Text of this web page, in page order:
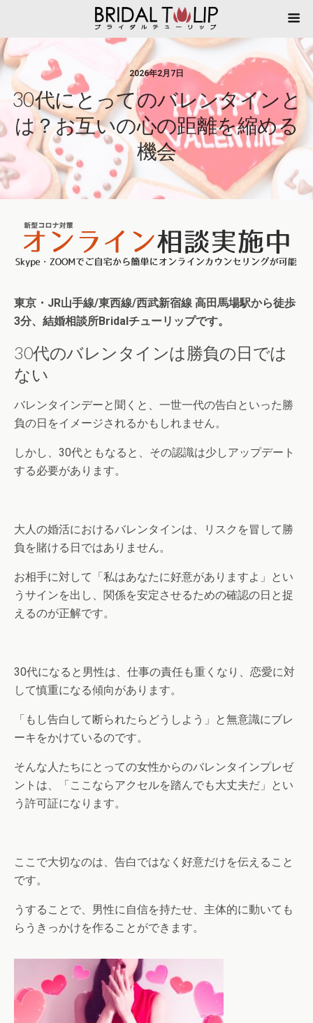
2026年2月7日
30代にとってのバレンタインと
は？お互いの心の距離を縮める
機会
東京・JR山手線/東西線/西武新宿線 高田馬場駅から徒歩
3分、結婚相談所Bridalチューリップです。
30代のバレンタインは勝負の日では
ない
バレンタインデーと聞くと、一世一代の告白といった勝
負の日をイメージされるかもしれません。
しかし、30代ともなると、その認識は少しアップデート
する必要があります。
大人の婚活におけるバレンタインは、リスクを冒して勝
負を賭ける日ではありません。
お相手に対して「私はあなたに好意がありますよ」とい
うサインを出し、関係を安定させるための確認の日と捉
えるのが正解です。
30代になると男性は、仕事の責任も重くなり、恋愛に対
して慎重になる傾向があります。
「もし告白して断られたらどうしよう」と無意識にブレ
ーキをかけているのです。
そんな人たちにとっての女性からのバレンタインプレゼ
ントは、「ここならアクセルを踏んでも大丈夫だ」とい
う許可証になります。
ここで大切なのは、告白ではなく好意だけを伝えること
です。
うすることで、男性に自信を持たせ、主体的に動いても
らうきっかけを作ることができます。